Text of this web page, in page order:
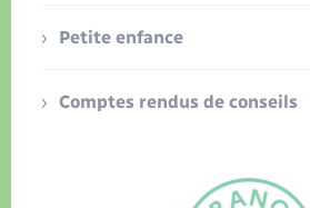
Petite enfance
Comptes rendus de conseils